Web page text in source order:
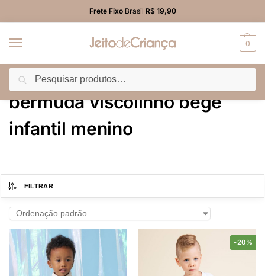
Frete FixoBrasil R$ 19,90
0
Início Produtos marcados com a tag “bermuda viscolinho bege infantil menino”
bermuda viscolinho bege
infantil menino
FILTRAR
-20%